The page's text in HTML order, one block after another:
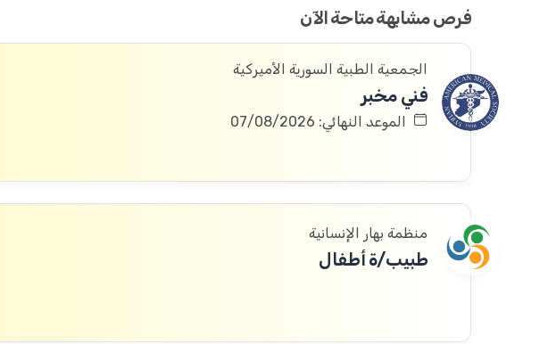
فرص مشابهة متاحة الآن
الجمعية الطبية السورية الأميركية
فني مخبر
الموعد النهائي: 07/08/2026
منظمة بهار الإنسانية
طبيب/ة أطفال